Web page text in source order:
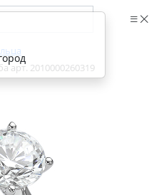
арт. 2010000260319